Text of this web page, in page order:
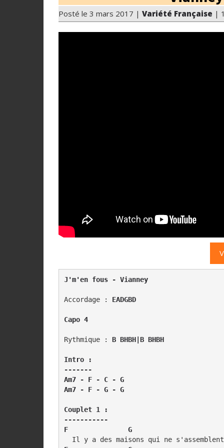
Posté le 3 mars 2017 | Variété Française |
J'm'en fous - Vianney
Accordage : EADGBD
Capo 4
Rythmique : B BHBH|B BHBH
Intro :
-------
Am7 - F - C - G
Am7 - F - G - G
Couplet 1 :
-----------
F               G